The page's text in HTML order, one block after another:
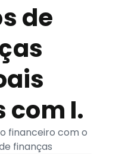
de
com I.
financeiro com o
finanças